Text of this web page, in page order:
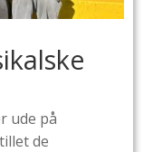
ude på
de